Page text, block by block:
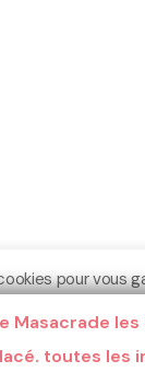
pour vous
sur notre
Compris
Masacrade les
toutes les